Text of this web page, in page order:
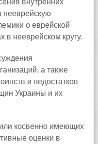
внутренних
нееврейскую
о еврейской
в нееврейском кругу.
а также
и недостатков
Украины и их
косвенно имеющих
оценки в